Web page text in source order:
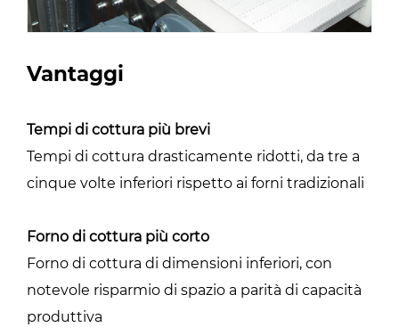
Vantaggi
Tempi di cottura più brevi
Tempi di cottura drasticamente ridotti, da tre a
cinque volte inferiori rispetto ai forni tradizionali
Forno di cottura più corto
Forno di cottura di dimensioni inferiori, con
notevole risparmio di spazio a parità di capacità
produttiva